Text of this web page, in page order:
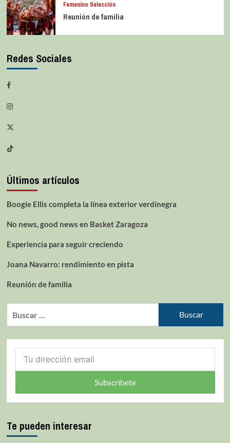
Femenino Selección
Reunión de familia
Redes Sociales
Últimos artículos
Boogie Ellis completa la línea exterior verdinegra
No news, good news en Basket Zaragoza
Experiencia para seguir creciendo
Joana Navarro: rendimiento en pista
Reunión de familia
Subscríbete
Te pueden interesar